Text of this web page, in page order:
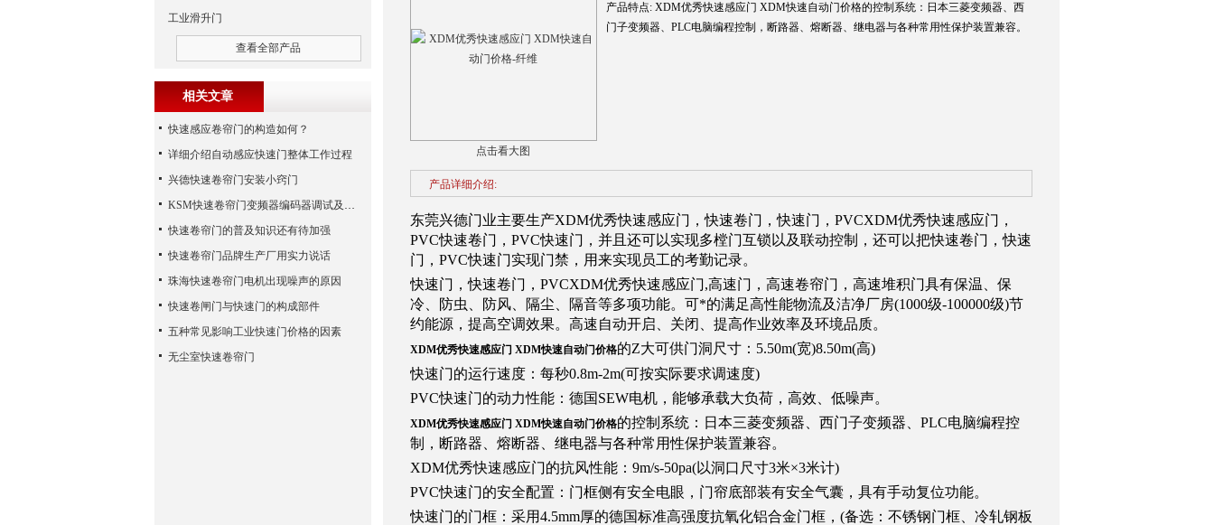
点击看大图
产品特点: XDM优秀快速感应门 XDM快速自动门价格的控制系统：日本三菱变频器、西
门子变频器、PLC电脑编程控制，断路器、熔断器、继电器与各种常用性保护装置兼容。
产品详细介绍:
东莞兴德门业主要生产XDM优秀快速感应门，快速卷门，快速门，PVCXDM优秀快速感应门，
PVC快速卷门，PVC快速门，并且还可以实现多樘门互锁以及联动控制，还可以把快速卷门，快速
门，PVC快速门实现门禁，用来实现员工的考勤记录。
快速门，快速卷门，PVCXDM优秀快速感应门,高速门，高速卷帘门，高速堆积门具有保温、保
冷、防虫、防风、隔尘、隔音等多项功能。可*的满足高性能物流及洁净厂房(1000级-100000级)节
约能源，提高空调效果。高速自动开启、关闭、提高作业效率及环境品质。
XDM优秀快速感应门 XDM快速自动门价格的Z大可供门洞尺寸：5.50m(宽)8.50m(高)
快速门的运行速度：每秒0.8m-2m(可按实际要求调速度)
PVC快速门的动力性能：德国SEW电机，能够承载大负荷，高效、低噪声。
XDM优秀快速感应门 XDM快速自动门价格的控制系统：日本三菱变频器、西门子变频器、PLC电脑编程控
制，断路器、熔断器、继电器与各种常用性保护装置兼容。
XDM优秀快速感应门的抗风性能：9m/s-50pa(以洞口尺寸3米×3米计)
PVC快速门的安全配置：门框侧有安全电眼，门帘底部装有安全气囊，具有手动复位功能。
快速门的门框：采用4.5mm厚的德国标准高强度抗氧化铝合金门框，(备选：不锈钢门框、冷轧钢板
工业滑升门
查看全部产品
相关文章
快速感应卷帘门的构造如何？
详细介绍自动感应快速门整体工作过程
兴德快速卷帘门安装小窍门
KSM快速卷帘门变频器编码器调试及学习
快速卷帘门的普及知识还有待加强
快速卷帘门品牌生产厂用实力说话
珠海快速卷帘门电机出现噪声的原因
快速卷闸门与快速门的构成部件
五种常见影响工业快速门价格的因素
无尘室快速卷帘门